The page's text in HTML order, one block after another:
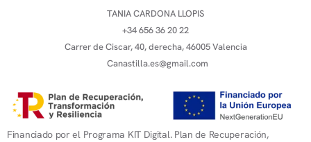
TANIA CARDONA LLOPIS
+34 656 36 20 22
Carrer de Ciscar, 40, derecha, 46005 Valencia
Canastilla.es@gmail.com
Financiado por el Programa KIT Digital. Plan de Recuperación,